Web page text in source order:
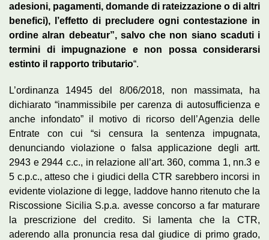
adesioni, pagamenti, domande di rateizzazione o di altri
benefici), l’effetto di precludere ogni contestazione in
ordine alran debeatur”, salvo che non siano scaduti i
termini di impugnazione e non possa considerarsi
estinto il rapporto tributario“.
L’ordinanza 14945 del 8/06/2018, non massimata, ha
dichiarato “inammissibile per carenza di autosufficienza e
anche infondato” il motivo di ricorso dell’Agenzia delle
Entrate con cui “si censura la sentenza impugnata,
denunciando violazione o falsa applicazione degli artt.
2943 e 2944 c.c., in relazione all’art. 360, comma 1, nn.3 e
5 c.p.c., atteso che i giudici della CTR sarebbero incorsi in
evidente violazione di legge, laddove hanno ritenuto che la
Riscossione Sicilia S.p.a. avesse concorso a far maturare
la prescrizione del credito. Si lamenta che la CTR,
aderendo alla pronuncia resa dal giudice di primo grado,